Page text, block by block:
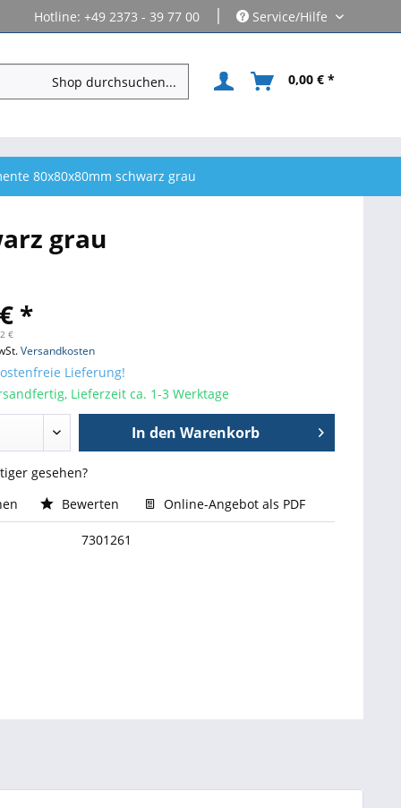
Hotline: +49 2373 - 39 77 00 | Service/Hilfe
0,00 € *
80x80x80mm schwarz grau
grau
*
€
Versandkosten
Lieferung!
Lieferzeit ca. 1-3 Werktage
In den Warenkorb
gesehen?
Bewerten Online-Angebot als PDF
7301261